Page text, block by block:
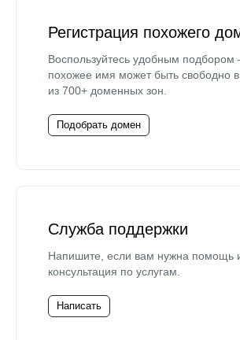
Регистрация похожего
Воспользуйтесь удобным
похожее имя может быть свободно
из 700+ доменных зон.
Подобрать домен
Служба поддержки
Напишите, если вам нужна помощь
консультация по услугам.
Написать